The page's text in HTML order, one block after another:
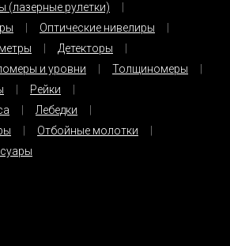
(лазерные рулетки)
Оптические нивелиры
Детекторы
и уровни
Толщиномеры
Рейки
Лебедки
Отбойные молотки